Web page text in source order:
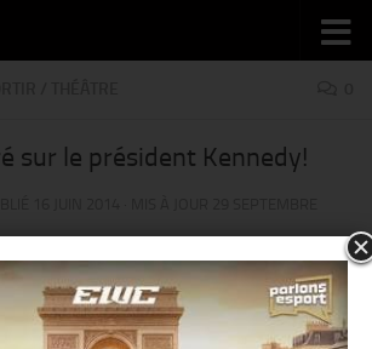
sur le président Kennedy!